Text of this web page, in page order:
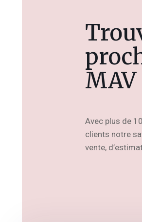
Avec plus de
clients notre
vente,